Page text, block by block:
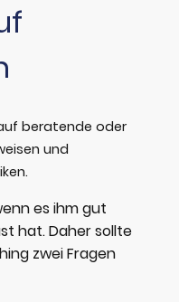
beratende oder
und
es ihm gut
hat. Daher sollte
zwei Fragen